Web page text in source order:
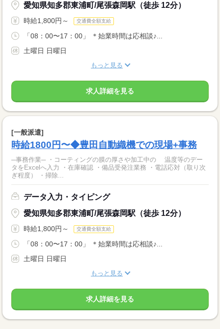
愛知県知多郡東浦町/尾張森岡駅（徒歩 12分）
時給1,800円～ 交通費全額支給
「08：00〜17：00」 ＊始業時間は応相談♪...
土曜日 日曜日
もっと見る
求人詳細を見る
[一般派遣]
時給1800円〜◆豊田自動織機での現場+事務
─事務作業─ ・コーティングの膜の厚さや加工中の 温度等のデー
タをExcelへ入力 ・在庫確認 ・備品受発注業務 ・電話応対（取り次
ぎ程度） ・掃除...
データ入力・タイピング
愛知県知多郡東浦町/尾張森岡駅（徒歩 12分）
時給1,800円～ 交通費全額支給
「08：00〜17：00」 ＊始業時間は応相談♪...
土曜日 日曜日
もっと見る
求人詳細を見る